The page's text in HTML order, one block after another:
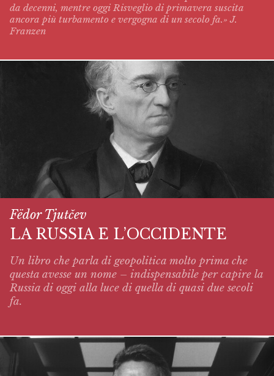
da decenni, mentre oggi Risveglio di primavera suscita
ancora più turbamento e vergogna di un secolo fa.» J.
Franzen
Fëdor Tjutčev
LA RUSSIA E L’OCCIDENTE
Un libro che parla di geopolitica molto prima che
questa avesse un nome – indispensabile per capire la
Russia di oggi alla luce di quella di quasi due secoli
fa.